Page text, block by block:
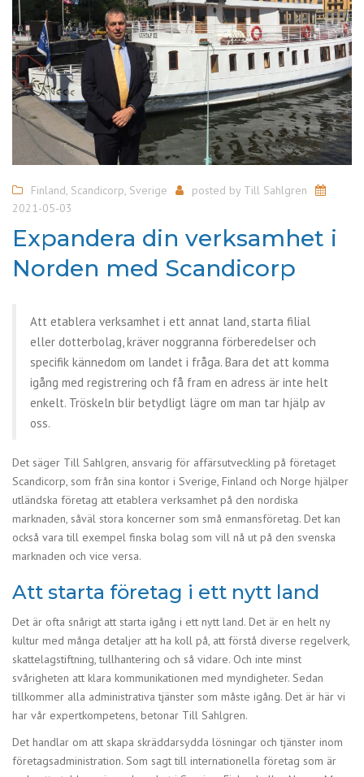
Finland, Scandicorp, Sverige posted by Till Sahlgren
2021-05-03
Expandera din verksamhet i
Norden med Scandicorp
Att etablera verksamhet i ett annat land, starta filial
eller dotterbolag, kräver noggranna förberedelser och
specifik kännedom om landet i fråga. Bara det att komma
igång med registrering och få fram en adress är inte helt
enkelt. Tröskeln blir betydligt lägre om man tar hjälp av
oss.
Det säger Till Sahlgren, ansvarig för affärsutveckling på företaget
Scandicorp, som från sina kontor i Sverige, Finland och Norge hjälper
utländska företag att etablera verksamhet på den nordiska
marknaden, såväl stora koncerner som små enmansföretag. Det kan
också vara till exempel finska bolag som vill nå ut på den svenska
marknaden och vice versa.
Att starta företag i ett nytt land
Det är ofta snårigt att starta igång i ett nytt land. Det är en helt ny
kultur med många detaljer att ha koll på, att förstå diverse regelverk,
skattelagstiftning, tullhantering och så vidare. Och inte minst
svårigheten att klara kommunikationen med myndigheter. Sedan
tillkommer alla administrativa tjänster som måste igång. Det är här vi
har vår expertkompetens, betonar Till Sahlgren.
Det handlar om att skapa skräddarsydda lösningar och tjänster inom
företagsadministration. Som sagt till internationella företag som är